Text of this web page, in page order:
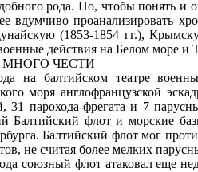
рода. Но, чтобы понять и
вдумчиво проанализировать
(1853-1854 гг.),
действия на Белом море и
МНОГО ЧЕСТИ
на балтийском театре
моря англо­французской
31 парохода-фрегата и 7
Балтийский флот и морские
Балтийский флот мог
не считая более мелких
союзный флот атаковал еще